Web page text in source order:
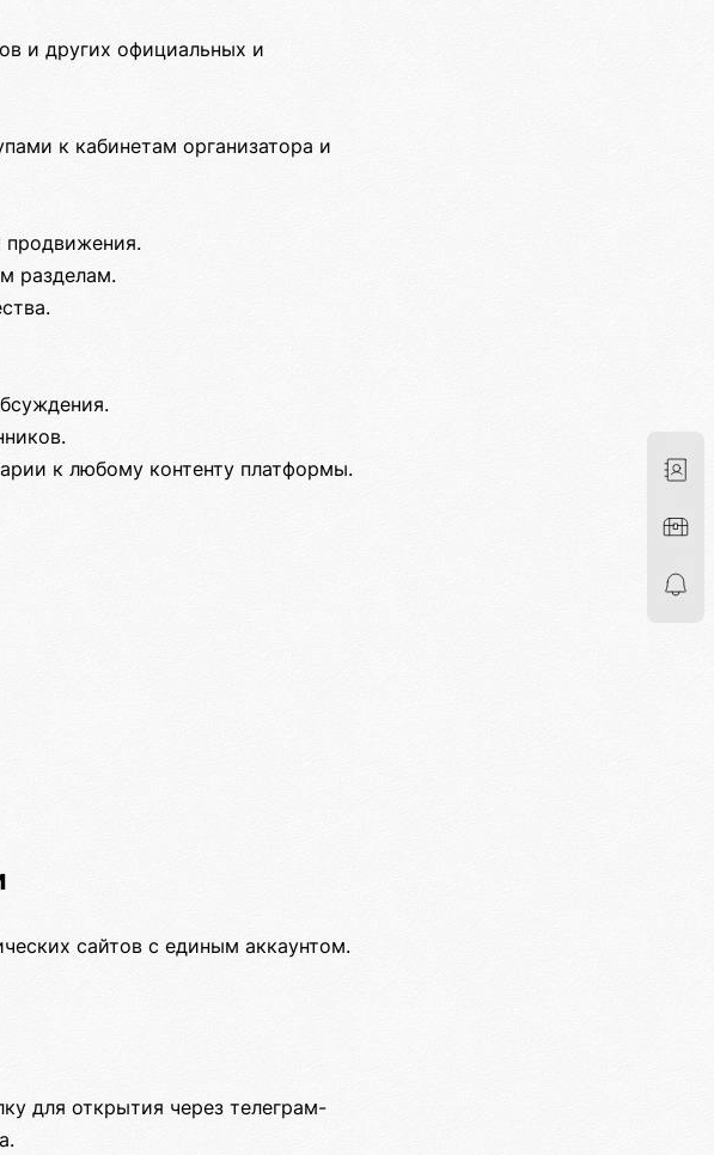
и других официальных и
к кабинетам организатора и
продвижения.
разделам.
к любому контенту платформы.
сайтов с единым аккаунтом.
для открытия через телеграм-